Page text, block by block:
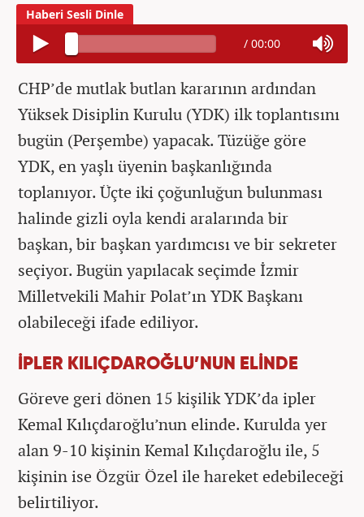
/ 00:00
CHP’de mutlak butlan kararının ardından
Yüksek Disiplin Kurulu (YDK) ilk toplantısını
bugün (Perşembe) yapacak. Tüzüğe göre
YDK, en yaşlı üyenin başkanlığında
toplanıyor. Üçte iki çoğunluğun bulunması
halinde gizli oyla kendi aralarında bir
başkan, bir başkan yardımcısı ve bir sekreter
seçiyor. Bugün yapılacak seçimde İzmir
Milletvekili Mahir Polat’ın YDK Başkanı
olabileceği ifade ediliyor.
İPLER KILIÇDAROĞLU’NUN ELİNDE
Göreve geri dönen 15 kişilik YDK’da ipler
Kemal Kılıçdaroğlu’nun elinde. Kurulda yer
alan 9-10 kişinin Kemal Kılıçdaroğlu ile, 5
kişinin ise Özgür Özel ile hareket edebileceği
belirtiliyor.